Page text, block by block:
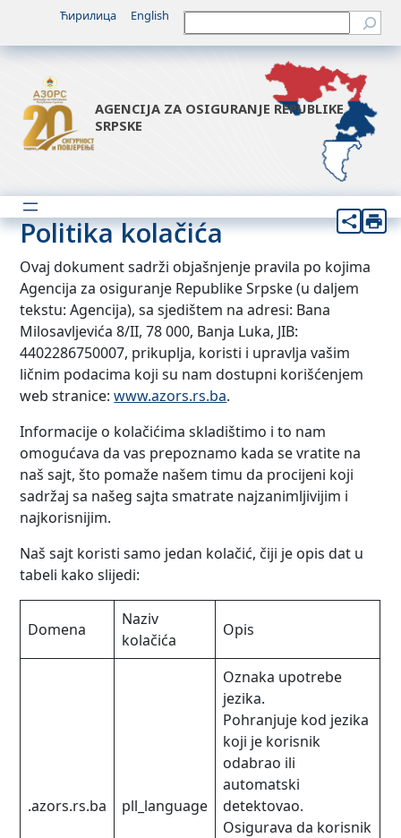
Ћирилица English Претрага
AGENCIJA ZA OSIGURANJE REPUBLIKE
SRPSKE
Politika kolačića
Ovaj dokument sadrži objašnjenje pravila po kojima
Agencija za osiguranje Republike Srpske (u daljem
tekstu: Agencija), sa sjedištem na adresi: Bana
Milosavljevića 8/II, 78 000, Banja Luka, JIB:
4402286750007, prikuplja, koristi i upravlja vašim
ličnim podacima koji su nam dostupni korišćenjem
web stranice:www.azors.rs.ba.
Informacije o kolačićima skladištimo i to nam
omogućava da vas prepoznamo kada se vratite na
naš sajt, što pomaže našem timu da procijeni koji
sadržaj sa našeg sajta smatrate najzanimljivijim i
najkorisnijim.
Naš sajt koristi samo jedan kolačić, čiji je opis dat u
tabeli kako slijedi:
Domena
Naziv
kolačića
Opis
.azors.rs.ba pll_language
Oznaka upotrebe
jezika.
Pohranjuje kod jezika
koji je korisnik
odabrao ili
automatski
detektovao.
Osigurava da korisnik